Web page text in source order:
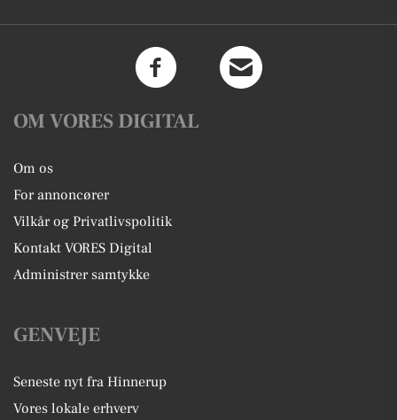
OM VORES DIGITAL
Om os
For annoncører
Vilkår og Privatlivspolitik
Kontakt VORES Digital
Administrer samtykke
GENVEJE
Seneste nyt fra Hinnerup
Vores lokale erhverv